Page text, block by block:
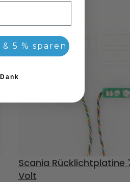
Scania Rücklichtplatine
Volt
5 % sparen